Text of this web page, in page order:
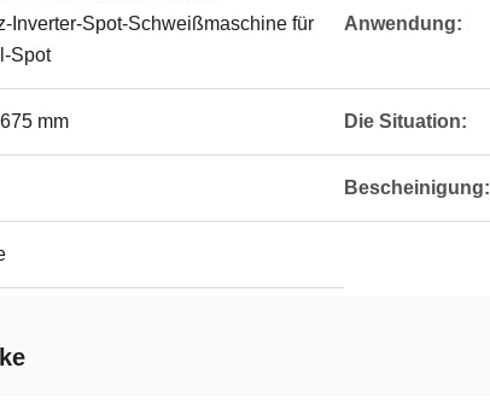
Inverter-Spot-Schweißmaschine für
Spot
Anwendung:
mm Die Situation:
Bescheinigung: